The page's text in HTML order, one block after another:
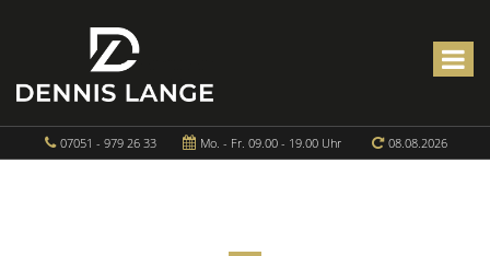
07051 - 979 26 33 Mo. - Fr. 09.00 - 19.00 Uhr 08.08.2026